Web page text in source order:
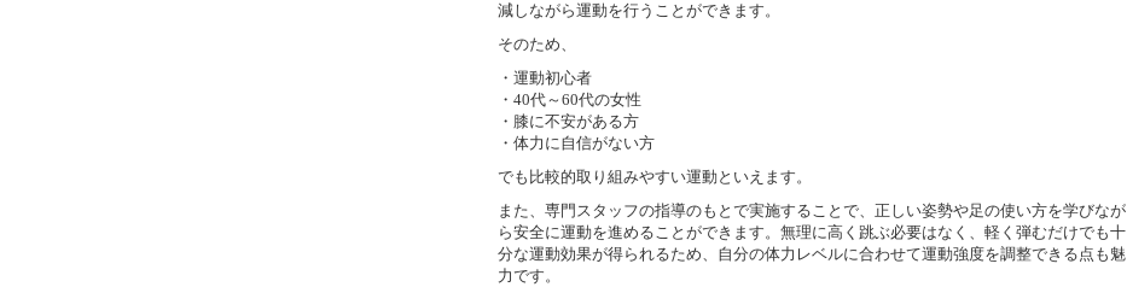
減しながら運動を行うことができます。
そのため、
・運動初心者
・40代～60代の女性
・膝に不安がある方
・体力に自信がない方
でも比較的取り組みやすい運動といえます。
また、専門スタッフの指導のもとで実施することで、正しい姿勢や足の使い方を学びなが
ら安全に運動を進めることができます。無理に高く跳ぶ必要はなく、軽く弾むだけでも十
分な運動効果が得られるため、自分の体力レベルに合わせて運動強度を調整できる点も魅
力です。